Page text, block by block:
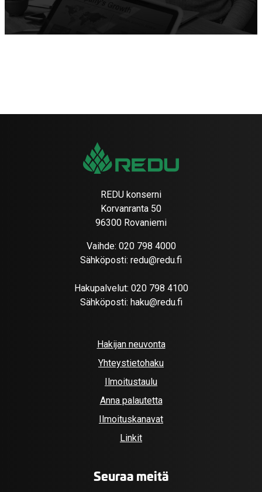
REDU konserni
Korvanranta 50
96300 Rovaniemi
Vaihde: 020 798 4000
Sähköposti: redu@redu.fi
Hakupalvelut: 020 798 4100
Sähköposti: haku@redu.fi
Hakijan neuvonta
Yhteystietohaku
Ilmoitustaulu
Anna palautetta
Ilmoituskanavat
Linkit
Seuraa meitä